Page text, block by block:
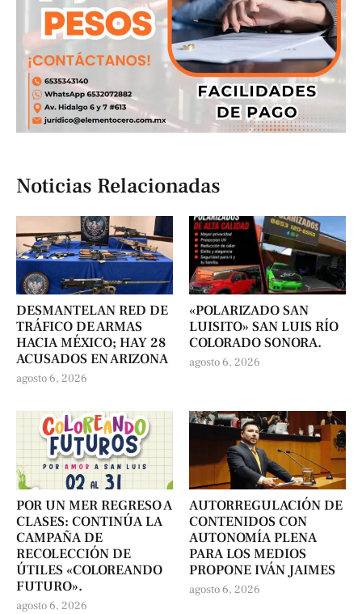
Noticias Relacionadas
DESMANTELAN RED DE
TRÁFICO DE ARMAS
HACIA MÉXICO; HAY 28
ACUSADOS EN ARIZONA
agosto 6, 2026
«POLARIZADO SAN
LUISITO» SAN LUIS RÍO
COLORADO SONORA.
agosto 6, 2026
POR UN MER REGRESO A
CLASES: CONTINÚA LA
CAMPAÑA DE
RECOLECCIÓN DE
ÚTILES «COLOREANDO
FUTURO».
agosto 6, 2026
AUTORREGULACIÓN DE
CONTENIDOS CON
AUTONOMÍA PLENA
PARA LOS MEDIOS
PROPONE IVÁN JAIMES
agosto 6, 2026